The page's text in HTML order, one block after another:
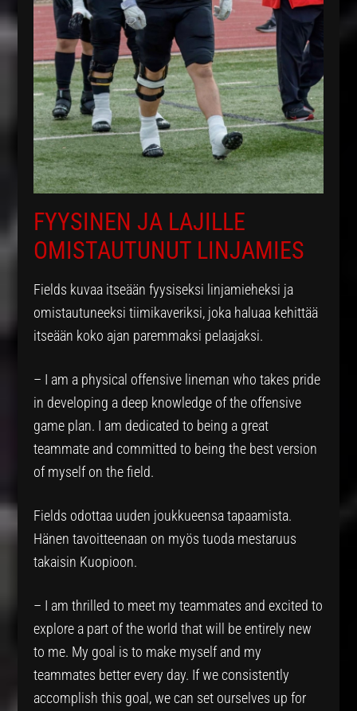
FYYSINEN JA LAJILLE
OMISTAUTUNUT LINJAMIES
Fields kuvaa itseään fyysiseksi linjamieheksi ja
omistautuneeksi tiimikaveriksi, joka haluaa kehittää
itseään koko ajan paremmaksi pelaajaksi.
– I am a physical offensive lineman who takes pride
in developing a deep knowledge of the offensive
game plan. I am dedicated to being a great
teammate and committed to being the best version
of myself on the field.
Fields odottaa uuden joukkueensa tapaamista.
Hänen tavoitteenaan on myös tuoda mestaruus
takaisin Kuopioon.
– I am thrilled to meet my teammates and excited to
explore a part of the world that will be entirely new
to me. My goal is to make myself and my
teammates better every day. If we consistently
accomplish this goal, we can set ourselves up for